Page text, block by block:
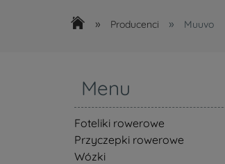
» Producenci » Muuvo
Menu
Foteliki rowerowe
Przyczepki rowerowe
Wózki